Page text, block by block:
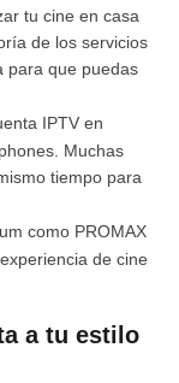
tu cine en casa
de los servicios
para que puedas
IPTV en
Muchas
tiempo para
como PROMAX
de cine
a tu estilo